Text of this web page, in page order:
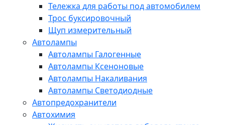
Тележка для работы под автомобилем
Трос буксировочный
Щуп измерительный
Автолампы
Автолампы Галогенные
Автолампы Ксеноновые
Автолампы Накаливания
Автолампы Светодиодные
Автопредохранители
Автохимия